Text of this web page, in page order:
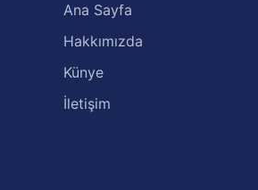
Ana Sayfa
Hakkımızda
Künye
İletişim